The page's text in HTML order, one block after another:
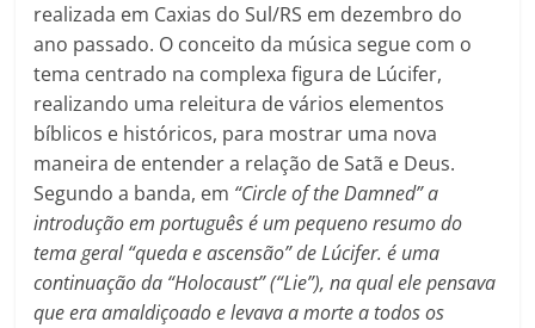
realizada em Caxias do Sul/RS em dezembro do
ano passado. O conceito da música segue com o
tema centrado na complexa figura de Lúcifer,
realizando uma releitura de vários elementos
bíblicos e históricos, para mostrar uma nova
maneira de entender a relação de Satã e Deus.
Segundo a banda, em “Circle of the Damned” a
introdução em português é um pequeno resumo do
tema geral “queda e ascensão” de Lúcifer. é uma
continuação da “Holocaust” (“Lie”), na qual ele pensava
que era amaldiçoado e levava a morte a todos os